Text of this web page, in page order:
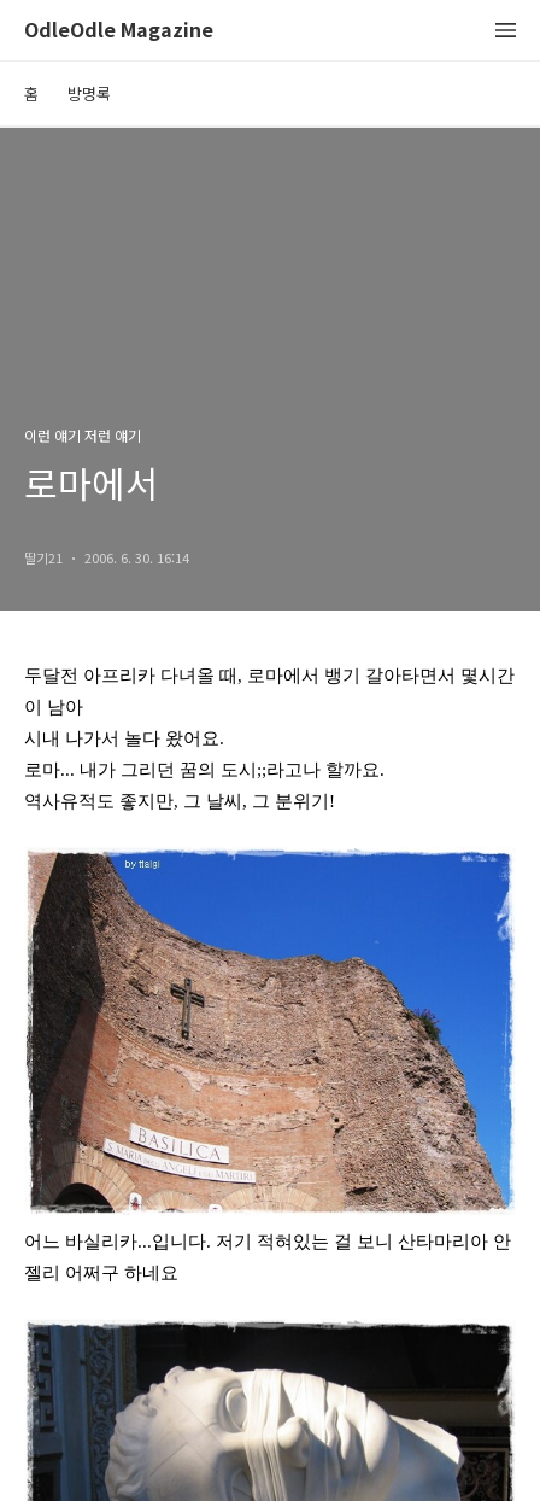
OdleOdle Magazine
홈 방명록
이런 얘기 저런 얘기
로마에서
딸기21 2006. 6. 30. 16:14
두달전 아프리카 다녀올 때, 로마에서 뱅기 갈아타면서 몇시간
이 남아
시내 나가서 놀다 왔어요.
로마... 내가 그리던 꿈의 도시;;라고나 할까요.
역사유적도 좋지만, 그 날씨, 그 분위기!
어느 바실리카...입니다. 저기 적혀있는 걸 보니 산타마리아 안
젤리 어쩌구 하네요